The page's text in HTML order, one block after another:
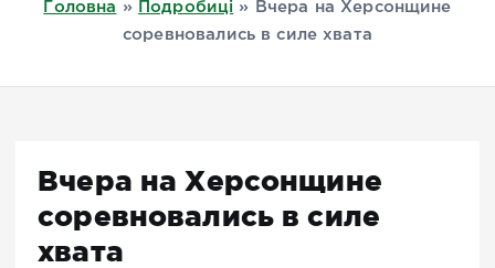
Головна » Подробиці »
Вчера на Херсонщине
соревновались в силе хвата
Вчера на Херсонщине
соревновались в силе
хвата